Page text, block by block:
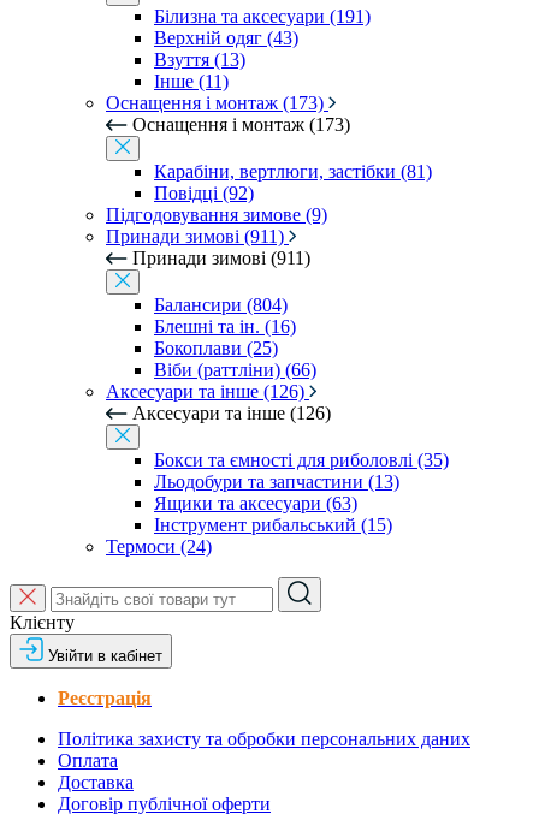
Білизна та аксесуари (191)
Верхній одяг (43)
Взуття (13)
Інше (11)
Оснащення і монтаж (173)
Оснащення і монтаж (173)
Карабіни, вертлюги, застібки (81)
Повідці (92)
Підгодовування зимове (9)
Принади зимові (911)
Принади зимові (911)
Балансири (804)
Блешні та ін. (16)
Бокоплави (25)
Віби (раттліни) (66)
Аксесуари та інше (126)
Аксесуари та інше (126)
Бокси та ємності для риболовлі (35)
Льодобури та запчастини (13)
Ящики та аксесуари (63)
Інструмент рибальський (15)
Термоси (24)
Клієнту
Увійти в кабінет
Реєстрація
Політика захисту та обробки персональних даних
Оплата
Доставка
Договір публічної оферти